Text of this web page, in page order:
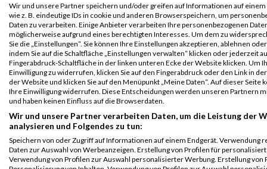
B2RUN
Stuttgart
Teamwertung
männlich
1593 Diego Parejo 0000 GER
EUROVIA
Teerbau
GmbH
B2RUN
Stuttgart
Teamwertung
mixed
1593 Diego Parejo 0000 GER
EUROVIA
Teerbau
GmbH
Legende:
GPos = Geschlechter Position, KPos = Kategorie Position, TPos =
Team Position, DNS = Did not start, DNF = Did not finish, DQ =
Disqualifiziert
Wir und unsere Partner speichern und/oder greifen auf Informationen auf einem
wie z. B. eindeutige IDs in cookie und anderen Browserspeichern, um
Daten zu verarbeiten. Einige Anbieter verarbeiten Ihre personenbezogenen
möglicherweise aufgrund eines berechtigten Interesses. Um dem zu
Sie die „Einstellungen“. Sie können Ihre Einstellungen akzeptieren, ablehnen
indem Sie auf die Schaltfläche „Einstellungen verwalten“ klicken oder jederzeit
Fingerabdruck-Schaltfläche in der linken unteren Ecke der Website klicken. Um
Einwilligung zu widerrufen, klicken Sie auf den Fingerabdruck oder den Link in
der Website und klicken Sie auf den Menüpunkt „Meine Daten“. Auf dieser Seite
Ihre Einwilligung widerrufen. Diese Entscheidungen werden unseren Partnern
und haben keinen Einfluss auf die Browserdaten.
Wir und unsere Partner verarbeiten Daten, um die Leistung der
analysieren und Folgendes zu tun:
Speichern von oder Zugriff auf Informationen auf einem Endgerät. Verwendung
Daten zur Auswahl von Werbeanzeigen. Erstellung von Profilen für
Verwendung von Profilen zur Auswahl personalisierter Werbung. Erstellung von